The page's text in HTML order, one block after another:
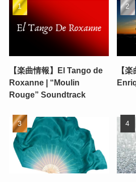
【楽曲情報】El Tango de
Roxanne | “Moulin
Rouge” Soundtrack
【